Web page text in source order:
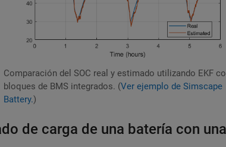
Comparación del SOC real y estimado utilizando EKF
bloques de BMS integrados. (Ver ejemplo de Simscape
Battery.)
de carga de una batería con